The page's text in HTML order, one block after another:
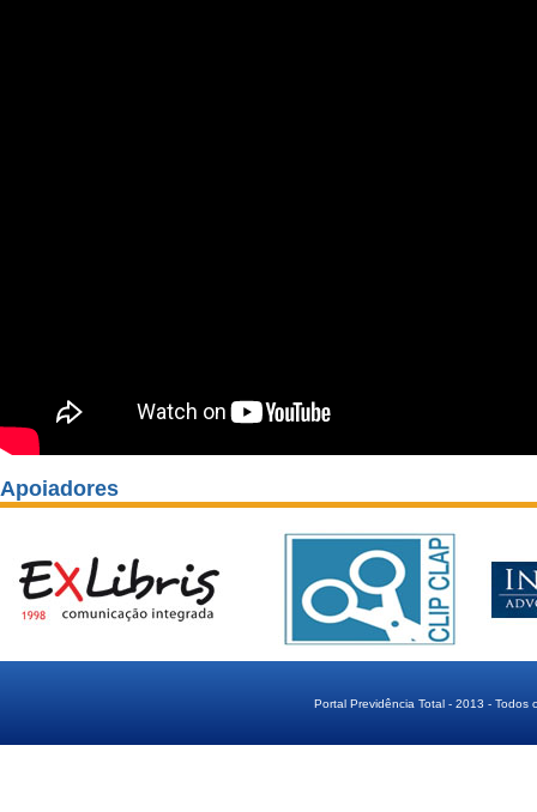
Apoiadores
Portal Previdência Total - 2013 - Todos